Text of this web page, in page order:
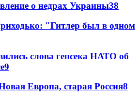
о недрах Украины38
"Гитлер был в одном
слова генсека НАТО об
9
Европа, старая Россия8